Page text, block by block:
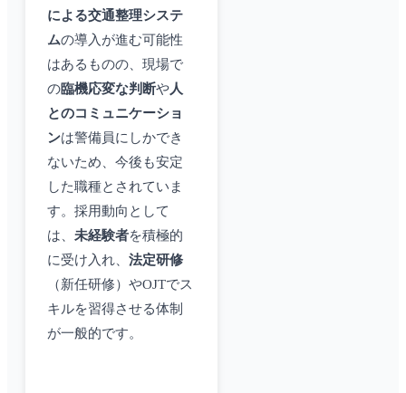
による交通整理システ
ムの導入が進む可能性
はあるものの、現場で
の臨機応変な判断や人
とのコミュニケーショ
ンは警備員にしかでき
ないため、今後も安定
した職種とされていま
す。採用動向として
は、 未経験者を積極的
に受け入れ、 法定研修
（新任研修）やOJTでス
キルを習得させる体制
が一般的です。